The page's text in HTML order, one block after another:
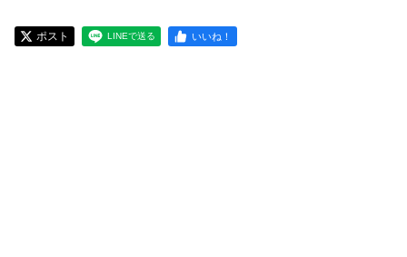
ポスト LINEで送る いいね！